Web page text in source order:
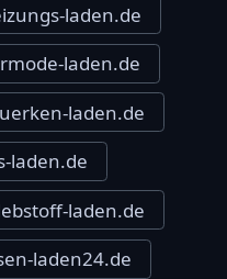
laden.de
laden.de
laden.de
laden.de
laden.de
laden24.de